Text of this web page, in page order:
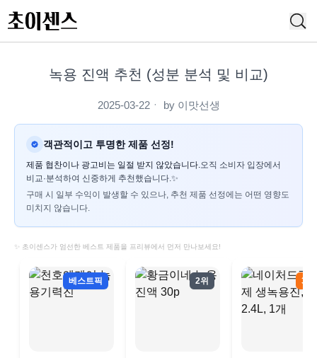
녹용 진액 추천 (성분 분석 및 비교)
2025-03-22ㆍ by 이맛선생
객관적이고 투명한 제품 선정!
제품 협찬이나 광고비는 일절 받지 않았습니다.오직 소비자 입장에서
비교·분석하여 신중하게 추천했습니다.✨
구매 시 일부 수익이 발생할 수 있으나, 추천 제품 선정에는 어떤 영향도
미치지 않습니다.
✨ 초이센스가 엄선한 베스트 제품을 프리뷰에서 먼저 만나보세요!
베스트픽 2위 3위